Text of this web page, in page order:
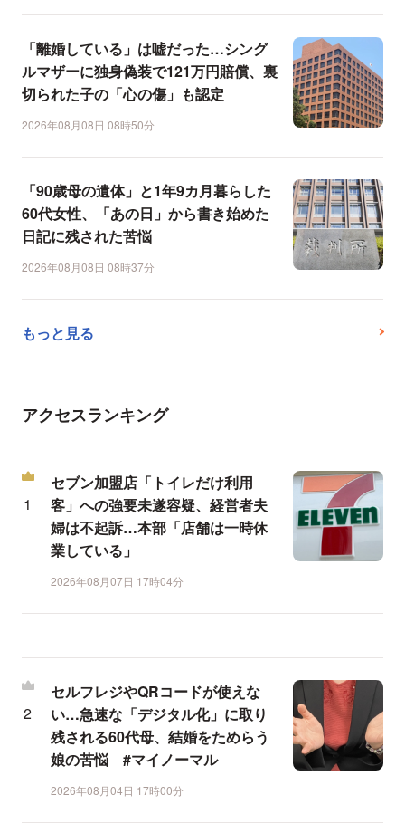
「離婚している」は嘘だった…シング
ルマザーに独身偽装で121万円賠償、裏
切られた子の「心の傷」も認定
2026年08月08日 08時50分
「90歳母の遺体」と1年9カ月暮らした
60代女性、「あの日」から書き始めた
日記に残された苦悩
2026年08月08日 08時37分
もっと見る
アクセスランキング
セブン加盟店「トイレだけ利用
客」への強要未遂容疑、経営者夫
婦は不起訴…本部「店舗は一時休
業している」
2026年08月07日 17時04分
セルフレジやQRコードが使えな
い…急速な「デジタル化」に取り
残される60代母、結婚をためらう
娘の苦悩 #マイノーマル
2026年08月04日 17時00分